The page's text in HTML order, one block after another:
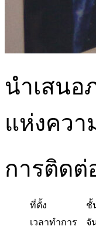
นำเสนอ
แห่งควา
การติดต่
ที่ตั้ง
ชั้
เวลาทำการ
จั